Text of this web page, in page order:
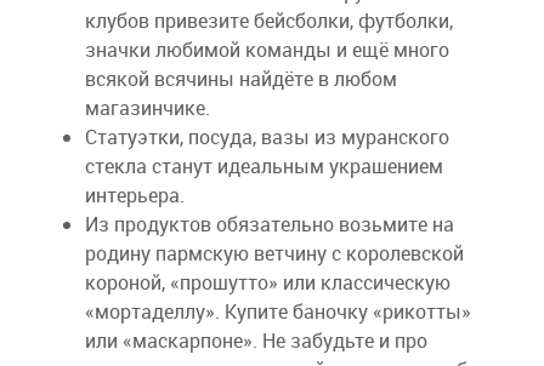
клубов привезите бейсболки, футболки,
значки любимой команды и ещё много
всякой всячины найдёте в любом
магазинчике.
Статуэтки, посуда, вазы из муранского
стекла станут идеальным украшением
интерьера.
Из продуктов обязательно возьмите на
родину пармскую ветчину с королевской
короной, «прошутто» или классическую
«мортаделлу». Купите баночку «рикотты»
или «маскарпоне». Не забудьте и про